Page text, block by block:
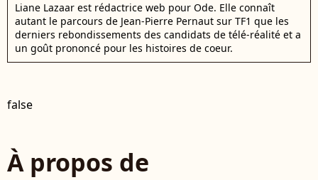
Liane Lazaar est rédactrice web pour Ode. Elle connaît
autant le parcours de Jean-Pierre Pernaut sur TF1 que les
derniers rebondissements des candidats de télé-réalité et a
un goût prononcé pour les histoires de coeur.
false
À propos de